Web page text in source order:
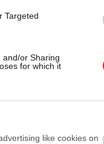
Targeted
and/or Sharing
for which it
like cookies on
Emma